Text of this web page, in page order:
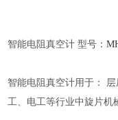
智能电阻真空计 型号：
智能电阻真空计用于：
工、电工等行业中旋片机